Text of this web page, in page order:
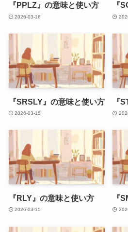
『PPLZ』の意味と使い方
2026-03-16
『
『SRSLY』の意味と使い方
2026-03-15
『
『RLY』の意味と使い方
2026-03-15
『